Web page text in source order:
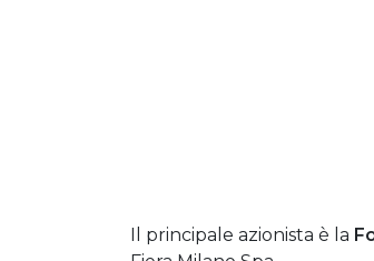
Il principale azionista è la